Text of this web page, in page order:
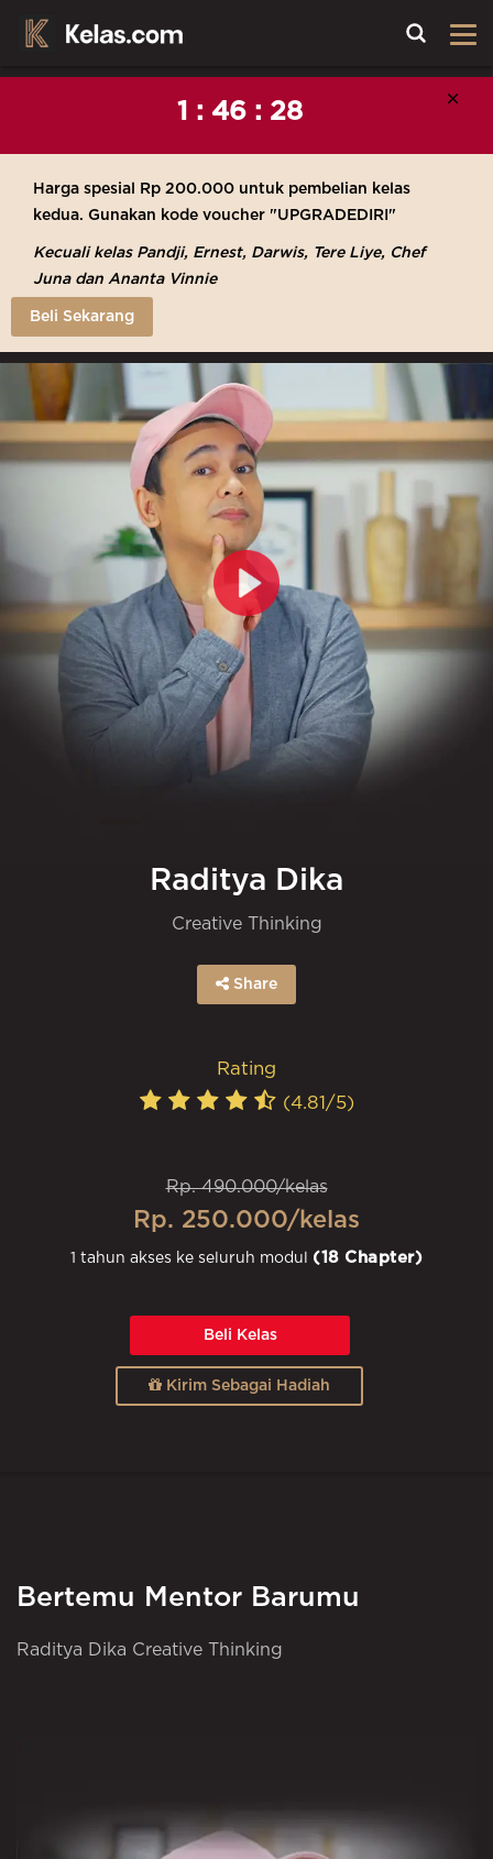
×
1 : 46 : 25
Harga spesial Rp 200.000 untuk pembelian kelas
kedua. Gunakan kode voucher "UPGRADEDIRI"
Kecuali kelas Pandji, Ernest, Darwis, Tere Liye, Chef
Juna dan Ananta Vinnie
Beli Sekarang
Raditya Dika
Creative Thinking
Share
Rating
(4.81/5)
Rp. 490.000/kelas
Rp. 250.000/kelas
1 tahun akses ke seluruh modul (18 Chapter)
Beli Kelas
Kirim Sebagai Hadiah
Bertemu Mentor Barumu
Raditya Dika Creative Thinking